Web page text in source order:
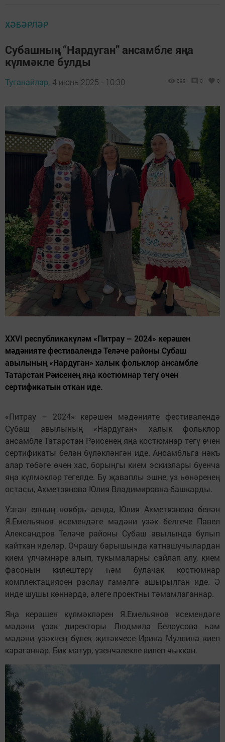
ХӘБӘРЛӘР
Субашның “Нардуган” ансамбле яңа
күлмәкле булды
Туганайлар, 4 июнь 2025 - 10:30 399 0 0
XXVI республикакүләм «Питрау – 2024» керәшен
мәдәнияте фестивалендә Теләче районы Субаш
авылының «Нардуган» халык фольклор ансамбле
Татарстан Рәисенең яңа костюмнар тегү өчен
сертификатын откан иде.
«Питрау – 2024» керәшен мәдәнияте фестивалендә
Субаш авылының «Нардуган» халык фольклор
ансамбле Татарстан Рәисенең яңа костюмнар тегү өчен
сертификаты белән бүләкләнгән иде. Ансамбльга нәкъ
алар төбәге өчен хас, борыңгы кием эскизлары буенча
яңа күлмәкләр тегелде. Бу җаваплы эшне, үз һөнәренең
остасы, Ахметзянова Юлия Владимировна башкарды.
Узган елның ноябрь аенда, Юлия Ахметязнова белән
Я.Емельянов исемендәге мәдәни үзәк белгече Павел
Александров Теләче районы Субаш авылында булып
кайткан иделәр. Очрашу барышында катнашучылардан
кием үлчәмнәре алып, тукымаларны сайлап алу, кием
фасонын килештерү һәм булачак костюмнар
комплектациясен раслау гамәлгә ашырылган иде. Ә
инде шушы көннәрдә, әлеге проектны тәмамлаганнар.
Яңа керәшен күлмәкләрен Я.Емельянов исемендәге
мәдәни үзәк директоры Людмила Белоусова һәм
мәдәни үзәкнең бүлек җитәкчесе Ирина Муллина киеп
караганнар. Бик матур, үзенчәлекле килеп чыккан.